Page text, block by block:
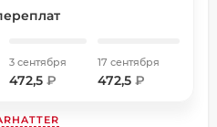
3 сентября
472,5 ₽
17 сентября
472,5 ₽
02-51